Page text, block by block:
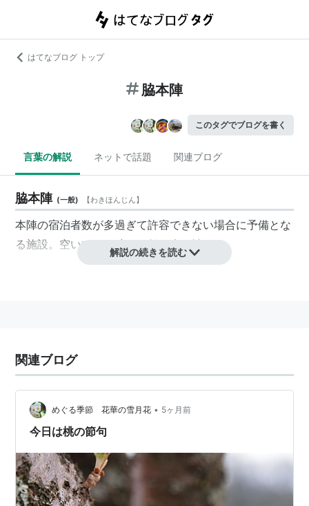
はてなブログ トップ
脇本陣
このタグでブログを書く
言葉の解説 ネットで話題 関連ブログ
脇本陣 (一般) 【わきほんじん】
本陣の宿泊者数が多過ぎて許容できない場合に予備とな
る施設。空いている時は一般の人も泊まる。
解説の続きを読む
関連ブログ
めぐる季節 花華の雪月花 • 5ヶ月前
今日は桃の節句